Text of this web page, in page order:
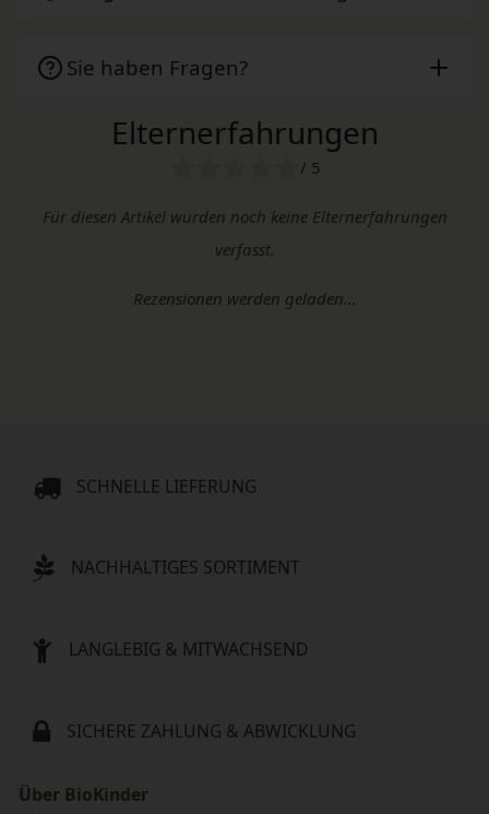
Sie haben Fragen?
Elternerfahrungen
/ 5
Für diesen Artikel wurden noch keine Elternerfahrungen
verfasst.
Rezensionen werden geladen...
SCHNELLE LIEFERUNG
NACHHALTIGES SORTIMENT
LANGLEBIG & MITWACHSEND
SICHERE ZAHLUNG & ABWICKLUNG
Über BioKinder